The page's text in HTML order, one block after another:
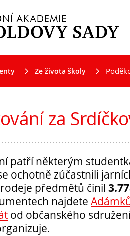
Ze života školy
za
patří některým
ochotně zúčastnili
předmětů činil
najdete
od občanského